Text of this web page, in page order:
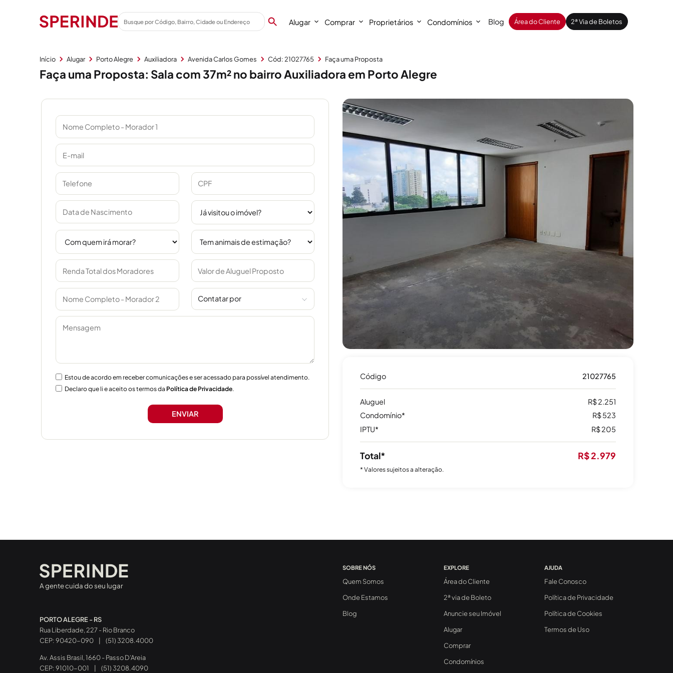
Alugar Comprar Proprietários Condomínios Blog Área do Cliente 2ª Via de Boletos
Início Alugar Porto Alegre Auxiliadora Avenida Carlos Gomes Cód: 21027765 Faça uma Proposta
Faça uma Proposta: Sala com 37m² no bairro Auxiliadora em Porto Alegre
Contatar por
Estou de acordo em receber comunicações e ser acessado para possível atendimento.
Declaro que li e aceito os termos da Política de Privacidade.
Código 21027765
Aluguel
R$ 2.251
Condomínio*
R$ 523
IPTU*
R$ 205
Total* R$ 2.979
* Valores sujeitos a alteração.
A gente cuida do seu lugar
PORTO ALEGRE - RS
Rua Liberdade, 227 - Rio Branco
CEP: 90420-090
(51) 3208.4000
Av. Assis Brasil, 1660 - Passo D’Areia
CEP: 91010-001
(51) 3208.4090
SOBRE NÓS
Quem Somos
Onde Estamos
Blog
EXPLORE
Área do Cliente
2ª via de Boleto
Anuncie seu Imóvel
Alugar
Comprar
Condomínios
AJUDA
Fale Conosco
Política de Privacidade
Política de Cookies
Termos de Uso